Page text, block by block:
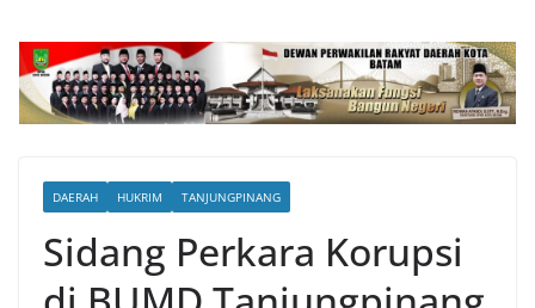
DAERAH HUKRIM TANJUNGPINANG
Sidang Perkara Korupsi